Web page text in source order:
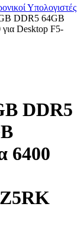
Υπολογιστές
DDR5 64GB
Desktop F5-
DDR5
6400